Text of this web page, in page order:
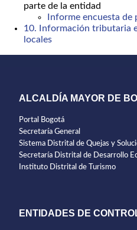
parte de la entidad
Informe encuesta
10. Información tributaria
locales
ALCALDÍA MAYOR DE
Portal Bogotá
Secretaría General
Sistema Distrital de Quejas y
Secretaría Distrital de Desarrollo
Instituto Distrital de Turismo
ENTIDADES DE